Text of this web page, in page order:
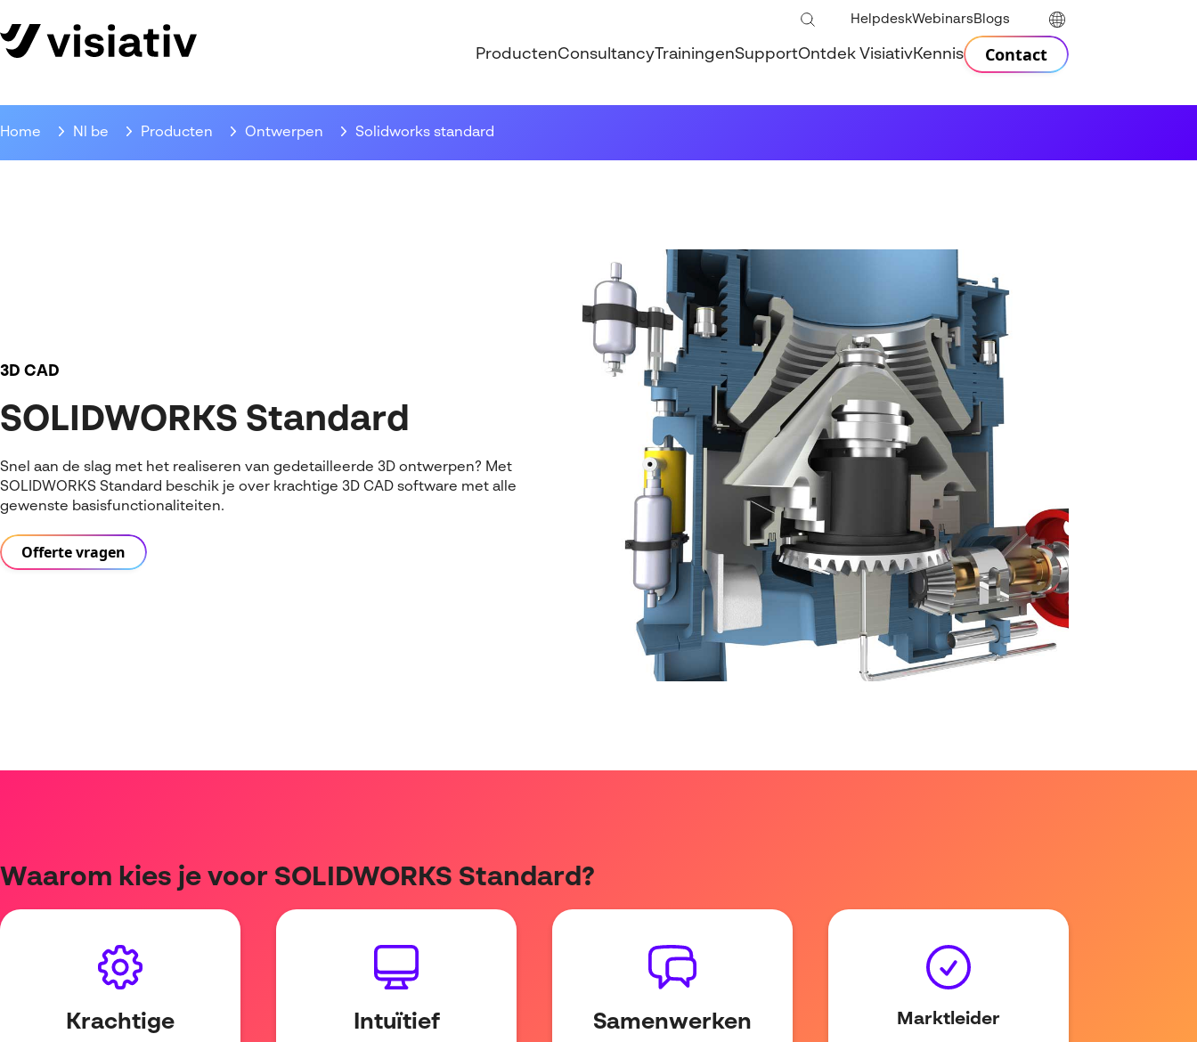
HelpdeskWebinars Blogs
ProductenConsultancyTrainingenSupportOntdek VisiativKennis Contact
Home Nl be Producten Ontwerpen Solidworks standard
3D CAD
SOLIDWORKS Standard
Snel aan de slag met het realiseren van gedetailleerde 3D ontwerpen? Met
SOLIDWORKS Standard beschik je over krachtige 3D CAD software met alle
gewenste basisfunctionaliteiten.
Offerte vragen
Waarom kies je voor SOLIDWORKS Standard?
Krachtige
Intuïtief Samenwerken Marktleider